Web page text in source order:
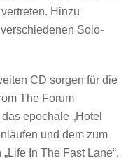
Hinzu
Solo-
CD sorgen für die
The Forum
epochale „Hotel
und dem zum
In The Fast Lane“,